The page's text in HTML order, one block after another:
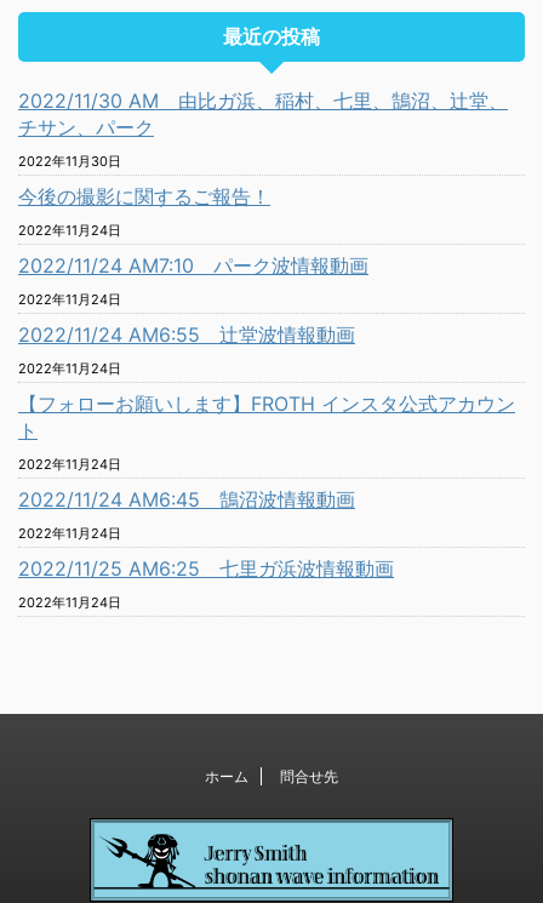
最近の投稿
2022/11/30 AM 由比ガ浜、稲村、七里、鵠沼、辻堂、
チサン、パーク
2022年11月30日
今後の撮影に関するご報告！
2022年11月24日
2022/11/24 AM7:10 パーク波情報動画
2022年11月24日
2022/11/24 AM6:55 辻堂波情報動画
2022年11月24日
【フォローお願いします】FROTH インスタ公式アカウン
ト
2022年11月24日
2022/11/24 AM6:45 鵠沼波情報動画
2022年11月24日
2022/11/25 AM6:25 七里ガ浜波情報動画
2022年11月24日
ホーム 問合せ先